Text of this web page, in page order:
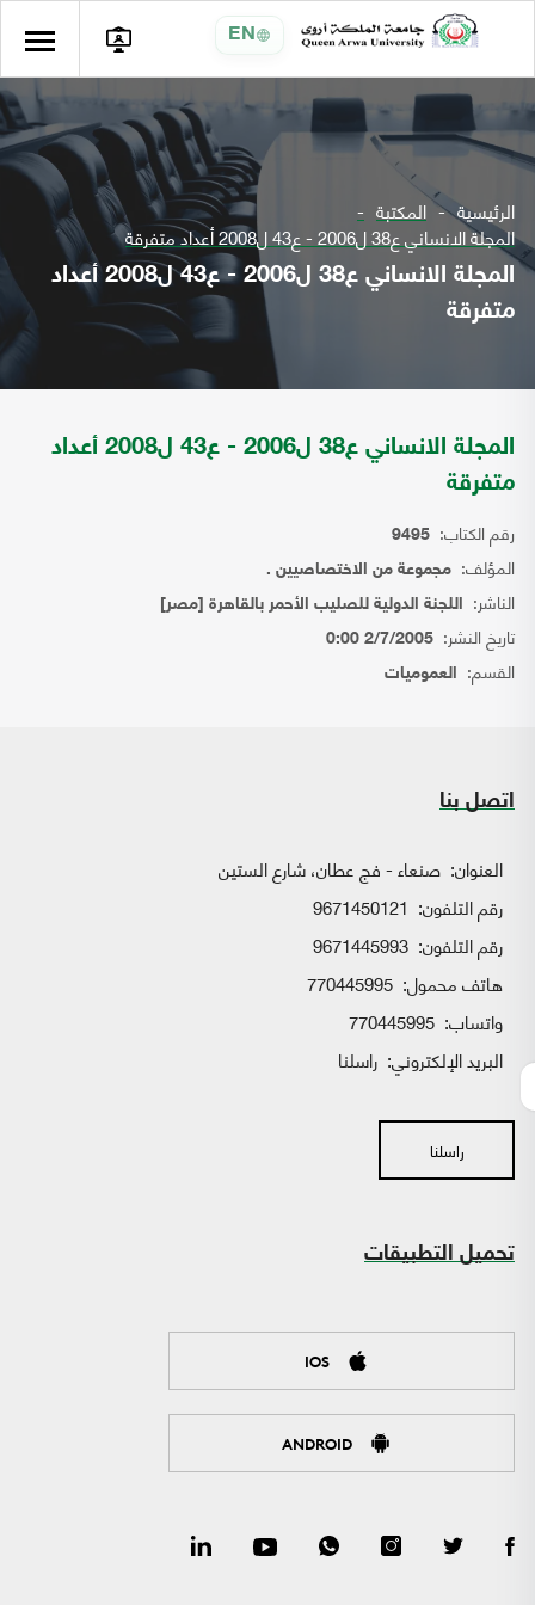
EN
الرئيسية المكتبة
المجلة الانساني ع38 ل2006 - ع43 ل2008 أعداد متفرقة
المجلة الانساني ع38 ل2006 - ع43 ل2008 أعداد
متفرقة
المجلة الانساني ع38 ل2006 - ع43 ل2008 أعداد
متفرقة
رقم الكتاب: 9495
المؤلف: مجموعة من الاختصاصيين .
الناشر: اللجنة الدولية للصليب الأحمر بالقاهرة [مصر]
تاريخ النشر: 2/7/2005 0:00
القسم: العموميات
اتصل بنا
العنوان: صنعاء - فج عطان، شارع الستين
رقم التلفون: 9671450121
رقم التلفون: 9671445993
هاتف محمول: 770445995
واتساب:
البريد الإلكتروني: راسلنا
راسلنا
تحميل التطبيقات
IOS
ANDROID